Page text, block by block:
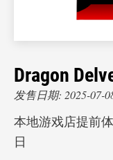
Dragon
发售日期: 2025-07-
本地游戏店提前
日